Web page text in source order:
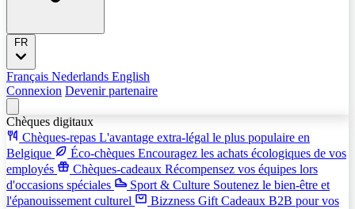
Français Nederlands English
Connexion Devenir partenaire
Chèques digitaux
Chèques-repas L'avantage extra-légal le plus populaire en
Belgique
Éco-chèques Encouragez les achats écologiques de vos
employés
Chèques-cadeaux Récompensez vos équipes lors
d'occasions spéciales
Sport & Culture Soutenez le bien-être et
l'épanouissement culturel
Bizzness Gift Cadeaux B2B pour vos